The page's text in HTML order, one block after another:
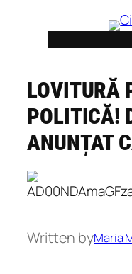
content
LOVITURĂ
POLITICĂ!
ANUNȚAT
Written byMaria
6